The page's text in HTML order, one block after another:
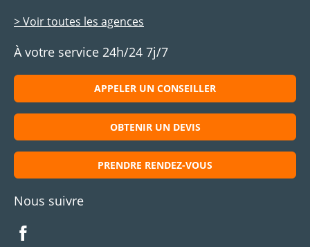
> Voir toutes les agences
À votre service 24h/24 7j/7
APPELER UN CONSEILLER
OBTENIR UN DEVIS
PRENDRE RENDEZ-VOUS
Nous suivre